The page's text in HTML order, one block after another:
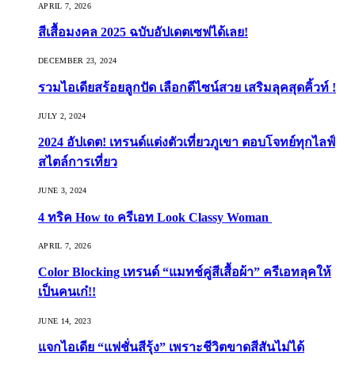
APRIL 7, 2026
สีเสื้อมงคล 2025 ฉบับอัปเดตเซฟได้เลย!
DECEMBER 23, 2024
รวมไอเดียสร้อยลูกปัด เลือกดีไซน์สวย เสริมลุคสุดคิ้วท์ !
JULY 2, 2024
2024 อัปเดต! เทรนด์แต่งตัวเที่ยวภูเขา ตอบโจทย์ทุกไลฟ์
สไตล์การเที่ยว
JUNE 3, 2024
4 ทริค How to ครีเอท Look Classy Woman
APRIL 7, 2026
Color Blocking เทรนด์ “แมทช์คู่สีเสื้อผ้า” ครีเอทลุคให้
เป็นคนเก๋!!
JUNE 14, 2023
แจกไอเดีย “แฟชั่นสีรุ้ง” เพราะชีวิตขาดสีสันไม่ได้